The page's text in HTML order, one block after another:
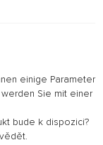
einige Parameter
werden Sie mit einer
bude k dispozici?